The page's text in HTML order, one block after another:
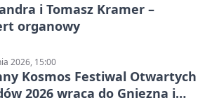
i Tomasz Kramer –
organowy
2026, 15:00
Kosmos Festiwal Otwartych
2026 wraca do Gniezna i